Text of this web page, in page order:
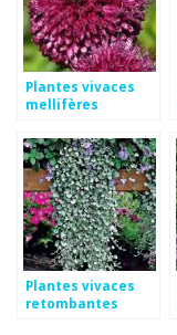
Plantes vivaces
mellifères
Plantes vivaces
retombantes